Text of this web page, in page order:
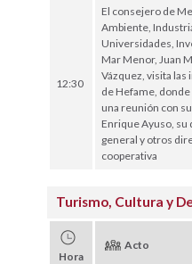
12:30
El consejero de
Ambiente,
Universidades,
Mar Menor, Juan
Vázquez, visita las
de Hefame,
una reunión con
Enrique Ayuso, su
general y otros
cooperativa
Turismo, Cultura y
Hora
Acto